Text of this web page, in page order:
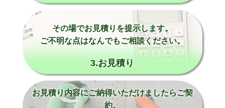
その場でお見積りを提示します。
ご不明な点はなんでもご相談ください。
3.お見積り
お見積り内容にご納得いただけましたらご契
約。